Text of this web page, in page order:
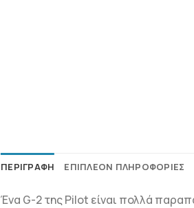
ΠΕΡΙΓΡΑΦΉ ΕΠΙΠΛΈΟΝ ΠΛΗΡΟΦΟΡΊΕΣ
Ένα G-2 της Pilot είναι πολλά